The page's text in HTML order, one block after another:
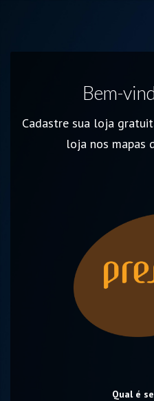
Bem-
Cadastre sua loja
loja nos mapas
Qual é